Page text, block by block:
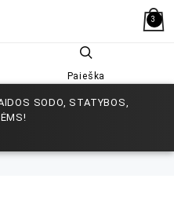
3
Paieška
SODO, STATYBOS,